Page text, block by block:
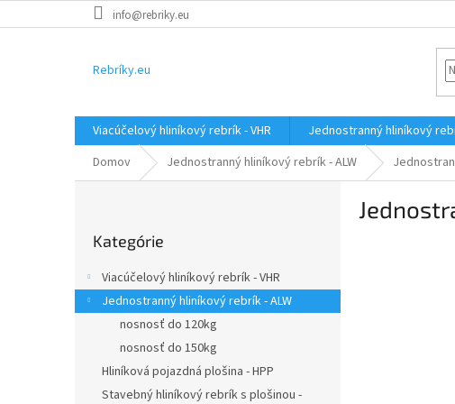
na
info@rebriky.eu
Rebríky.eu
Viacúčelový hliníkový rebrík - VHR Jednostranný hliníkový
Domov
Jednostranný hliníkový rebrík - ALW
p
a
kategórie
Kategórie
Viacúčelový hliníkový rebrík - VHR
Jednostranný hliníkový rebrík - ALW
nosnosť do 120kg
nosnosť do 150kg
Hliníková pojazdná plošina - HPP
Stavebný hliníkový rebrík s plošinou -